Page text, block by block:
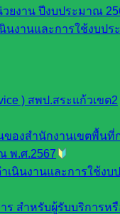
งาน ปีงบประมาณ
นงานและการใช้งบป
) สพป.สระแก้วเขต2
องสำนักงานเขตพื้นที่
พ.ศ.2567
เนินงานและการใช้งบ
ร สำหรับผู้รับบริการห